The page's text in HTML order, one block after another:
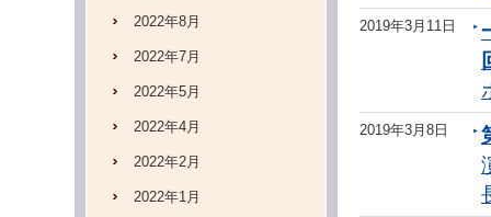
2019年3月11日
2019年3月8日
2022年8月
2022年7月
2022年5月
2022年4月
2022年2月
2022年1月